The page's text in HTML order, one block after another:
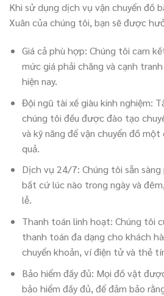
Khi sử dụng dịch vụ vận chuyển đồ
Xuân của chúng tôi, bạn sẽ được
Giá cả phù hợp: Chúng tôi cam
mức giá phải chăng và cạnh
hiện nay.
Đội ngũ tài xế giàu kinh nghiệm:
chúng tôi đều được đào tạo
và kỹ năng để vận chuyển đồ một
quả.
Dịch vụ 24/7: Chúng tôi sẵn
bất cứ lúc nào trong ngày và
lễ.
Thanh toán linh hoạt: Chúng tôi
thanh toán đa dạng cho khách
chuyển khoản, ví điện tử và thẻ
Bảo hiểm đầy đủ: Mọi đồ vật
bảo hiểm đầy đủ, để đảm bảo